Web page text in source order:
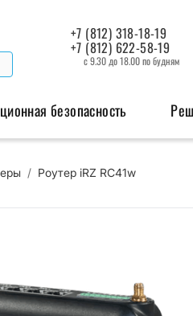
+7 (812) 318-18-19
+7 (812) 622-58-19
с 9.30 до 18.00 по будням
автоматизация
безопасность
/ Роутер iRZ RC41w